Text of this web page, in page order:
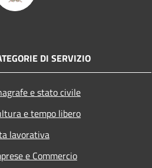
DI SERVIZIO
e stato civile
e tempo libero
lavorativa
e Commercio